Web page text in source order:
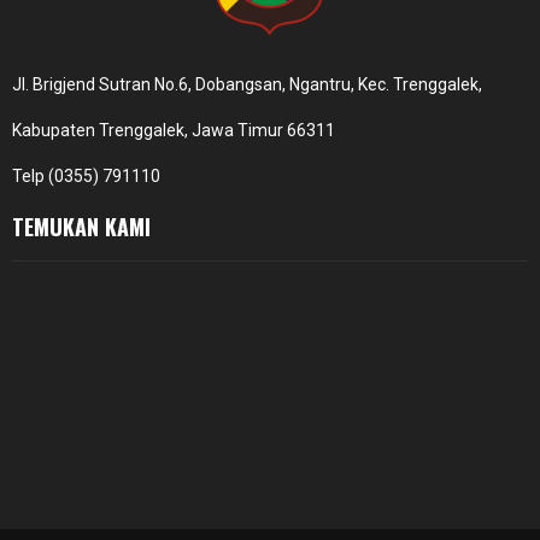
Jl. Brigjend Sutran No.6, Dobangsan, Ngantru, Kec. Trenggalek,
Kabupaten Trenggalek, Jawa Timur 66311
Telp (0355) 791110
TEMUKAN KAMI